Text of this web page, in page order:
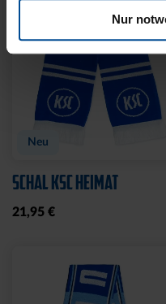
Nur
Neu
SCHAL KSC HEIMAT
21,95 €